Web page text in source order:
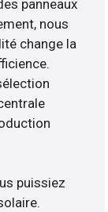
panneaux
nous
change la
puissiez